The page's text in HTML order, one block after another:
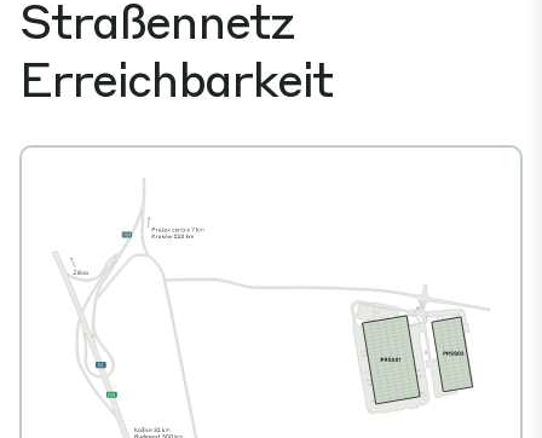
Straßennetz
Erreichbarkeit